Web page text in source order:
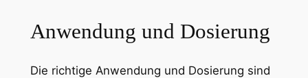
Anwendung und Dosierung
Die richtige Anwendung und Dosierung sind